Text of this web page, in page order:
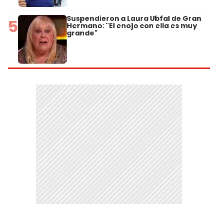
5 Suspendieron a Laura Ubfal de Gran
Hermano: "El enojo con ella es muy
grande"